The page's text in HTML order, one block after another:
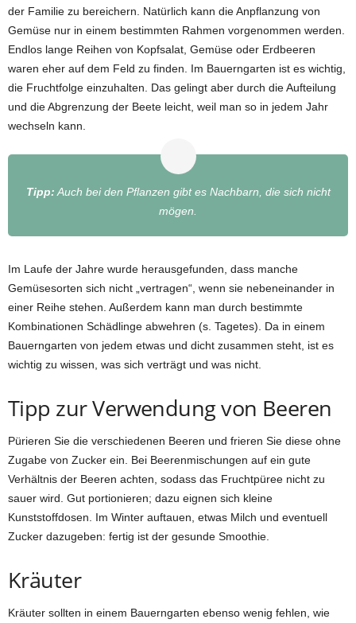
der Familie zu bereichern. Natürlich kann die Anpflanzung von
Gemüse nur in einem bestimmten Rahmen vorgenommen werden.
Endlos lange Reihen von Kopfsalat, Gemüse oder Erdbeeren
waren eher auf dem Feld zu finden. Im Bauerngarten ist es wichtig,
die Fruchtfolge einzuhalten. Das gelingt aber durch die Aufteilung
und die Abgrenzung der Beete leicht, weil man so in jedem Jahr
wechseln kann.
Tipp:Auch bei den Pflanzen gibt es Nachbarn, die sich nicht
mögen.
Im Laufe der Jahre wurde herausgefunden, dass manche
Gemüsesorten sich nicht „vertragen“, wenn sie nebeneinander in
einer Reihe stehen. Außerdem kann man durch bestimmte
Kombinationen Schädlinge abwehren (s. Tagetes). Da in einem
Bauerngarten von jedem etwas und dicht zusammen steht, ist es
wichtig zu wissen, was sich verträgt und was nicht.
Tipp zur Verwendung von Beeren
Pürieren Sie die verschiedenen Beeren und frieren Sie diese ohne
Zugabe von Zucker ein. Bei Beerenmischungen auf ein gute
Verhältnis der Beeren achten, sodass das Fruchtpüree nicht zu
sauer wird. Gut portionieren; dazu eignen sich kleine
Kunststoffdosen. Im Winter auftauen, etwas Milch und eventuell
Zucker dazugeben: fertig ist der gesunde Smoothie.
Kräuter
Kräuter sollten in einem Bauerngarten ebenso wenig fehlen, wie